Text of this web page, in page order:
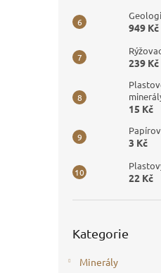
949 Kč
239 Kč
15 Kč
3 Kč
22 Kč
kategorie
Kategorie
Minerály